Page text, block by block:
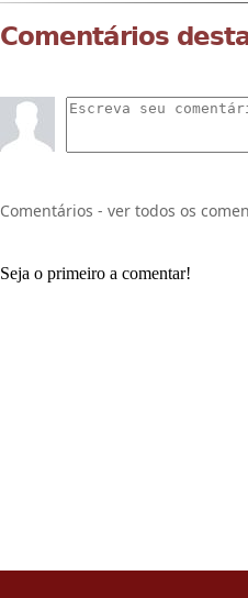
Comentários
Comentários - ver todos os
Seja o primeiro a comentar!